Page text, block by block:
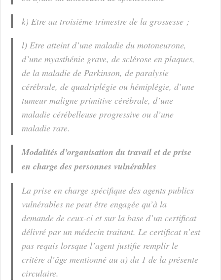
k) Etre au troisième trimestre de la grossesse ;
l) Etre atteint d’une maladie du motoneurone,
d’une myasthénie grave, de sclérose en plaques,
de la maladie de Parkinson, de paralysie
cérébrale, de quadriplégie ou hémiplégie, d’une
tumeur maligne primitive cérébrale, d’une
maladie cérébelleuse progressive ou d’une
maladie rare.
Modalités d’organisation du travail et de prise
en charge des personnes vulnérables
La prise en charge spécifique des agents publics
vulnérables ne peut être engagée qu’à la
demande de ceux-ci et sur la base d’un certificat
délivré par un médecin traitant. Le certificat n’est
pas requis lorsque l’agent justifie remplir le
critère d’âge mentionné au a) du 1 de la présente
circulaire.